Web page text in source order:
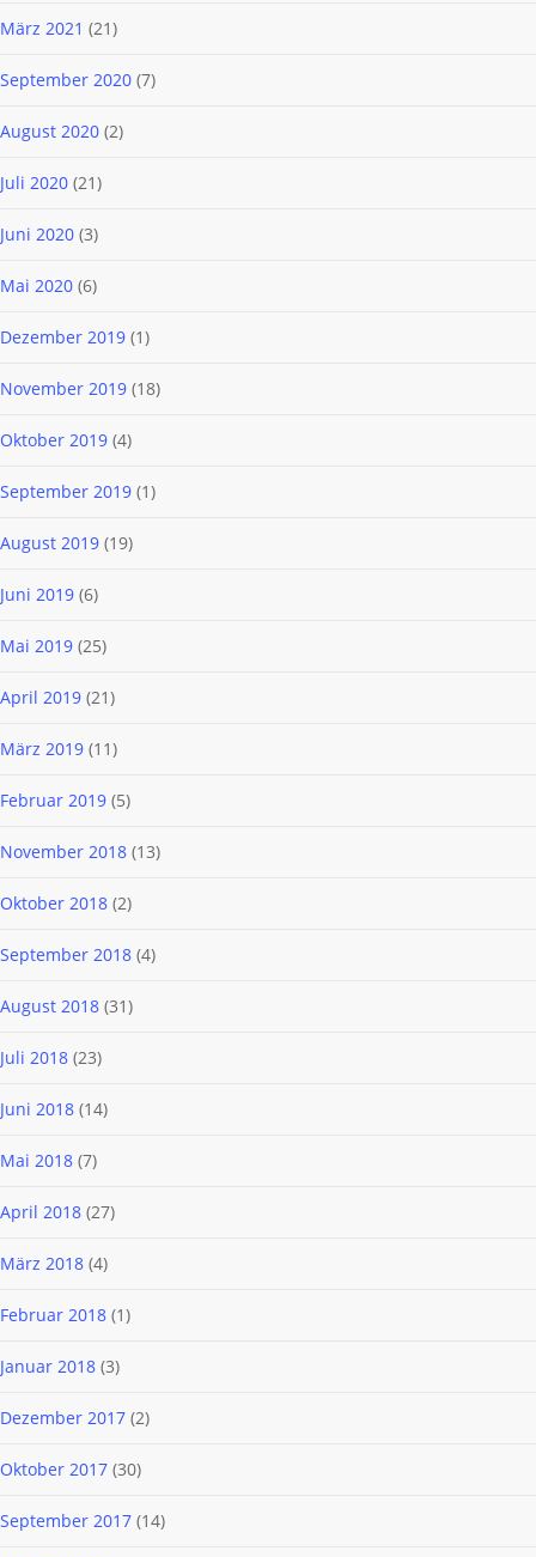
März 2021 (21)
September 2020 (7)
August 2020 (2)
Juli 2020 (21)
Juni 2020 (3)
Mai 2020 (6)
Dezember 2019 (1)
November 2019 (18)
Oktober 2019 (4)
September 2019 (1)
August 2019 (19)
Juni 2019 (6)
Mai 2019 (25)
April 2019 (21)
März 2019 (11)
Februar 2019 (5)
November 2018 (13)
Oktober 2018 (2)
September 2018 (4)
August 2018 (31)
Juli 2018 (23)
Juni 2018 (14)
Mai 2018 (7)
April 2018 (27)
März 2018 (4)
Februar 2018 (1)
Januar 2018 (3)
Dezember 2017 (2)
Oktober 2017 (30)
September 2017 (14)